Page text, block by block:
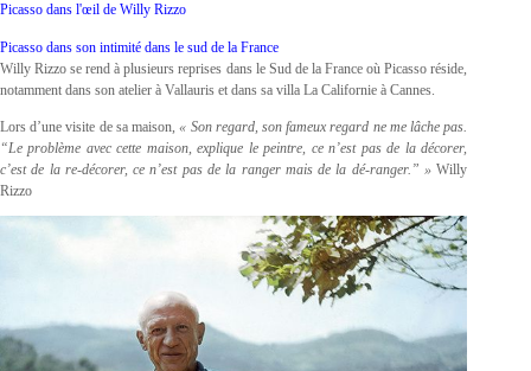
Picasso dans l'œil de Willy Rizzo
Picasso dans son intimité dans le sud de la France
Willy Rizzo se rend à plusieurs reprises dans le Sud de la France où Picasso réside,
notamment dans son atelier à Vallauris et dans sa villa La Californie à Cannes.
Lors d’une visite de sa maison,« Son regard, son fameux regard ne me lâche pas.
“Le problème avec cette maison, explique le peintre, ce n’est pas de la décorer,
c’est de la re-décorer, ce n’est pas de la ranger mais de la dé-ranger.” »Willy
Rizzo